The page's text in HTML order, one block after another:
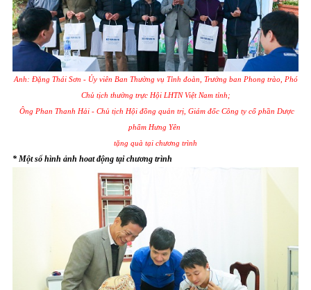
Anh: Đặng Thái Sơn - Ủy viên Ban Thường vụ Tỉnh đoàn, Trưởng ban Phong trào, Phó
Chủ tịch thường trực Hội LHTN Việt Nam tỉnh;
Ông Phan Thanh Hải - Chủ tịch Hội đồng quản trị, Giám đốc Công ty cổ phần Dược
phẩm Hưng Yên
tặng quà tại chương trình
* Một số hình ảnh hoat động tại chương trình